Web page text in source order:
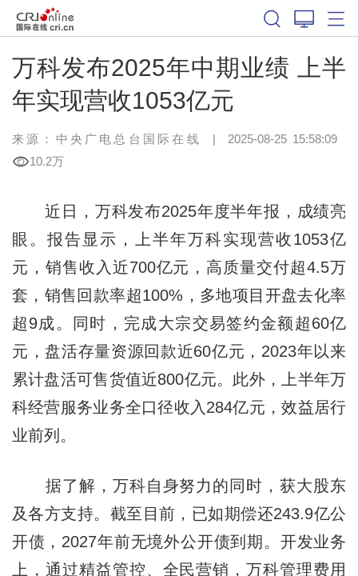
万科发布2025年中期业绩 上半
年实现营收1053亿元
来源：中央广电总台国际在线 | 2025-08-25 15:58:09
10.2万
近日，万科发布2025年度半年报，成绩亮
眼。报告显示，上半年万科实现营收1053亿
元，销售收入近700亿元，高质量交付超4.5万
套，销售回款率超100%，多地项目开盘去化率
超9成。同时，完成大宗交易签约金额超60亿
元，盘活存量资源回款近60亿元，2023年以来
累计盘活可售货值近800亿元。此外，上半年万
科经营服务业务全口径收入284亿元，效益居行
业前列。
据了解，万科自身努力的同时，获大股东
及各方支持。截至目前，已如期偿还243.9亿公
开债，2027年前无境外公开债到期。开发业务
上，通过精益管控、全民营销，万科管理费用